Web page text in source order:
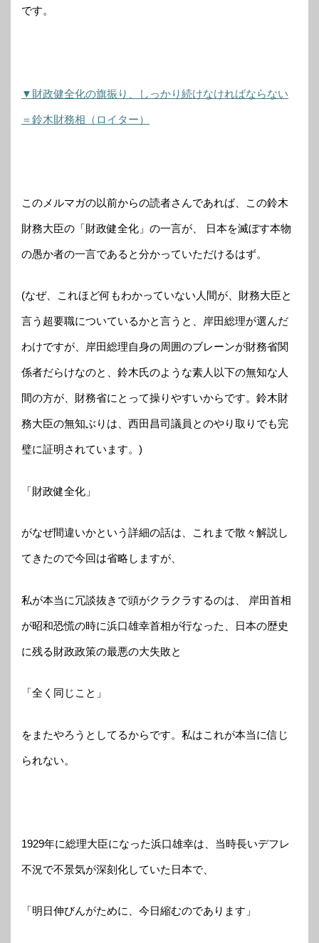
です。
▼財政健全化の旗振り、しっかり続けなければならない
＝鈴木財務相（ロイター）
このメルマガの以前からの読者さんであれば、この鈴木
財務大臣の「財政健全化」の一言が、 日本を滅ぼす本物
の愚か者の一言であると分かっていただけるはず。
(なぜ、これほど何もわかっていない人間が、財務大臣と
言う超要職についているかと言うと、岸田総理が選んだ
わけですが、岸田総理自身の周囲のブレーンが財務省関
係者だらけなのと、鈴木氏のような素人以下の無知な人
間の方が、財務省にとって操りやすいからです。鈴木財
務大臣の無知ぶりは、西田昌司議員とのやり取りでも完
璧に証明されています。)
「財政健全化」
がなぜ間違いかという詳細の話は、これまで散々解説し
てきたので今回は省略しますが、
私が本当に冗談抜きで頭がクラクラするのは、 岸田首相
が昭和恐慌の時に浜口雄幸首相が行なった、日本の歴史
に残る財政政策の最悪の大失敗と
「全く同じこと」
をまたやろうとしてるからです。私はこれが本当に信じ
られない。
1929年に総理大臣になった浜口雄幸は、当時長いデフレ
不況で不景気が深刻化していた日本で、
「明日伸びんがために、今日縮むのであります」